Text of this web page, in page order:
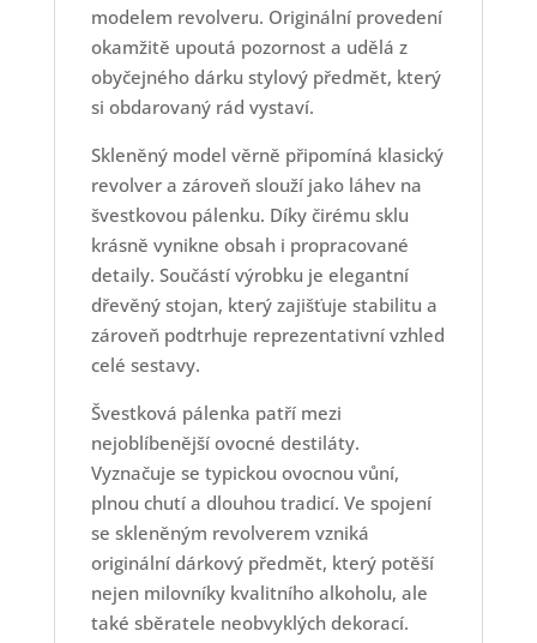
modelem revolveru. Originální provedení
okamžitě upoutá pozornost a udělá z
obyčejného dárku stylový předmět, který
si obdarovaný rád vystaví.
Skleněný model věrně připomíná klasický
revolver a zároveň slouží jako láhev na
švestkovou pálenku. Díky čirému sklu
krásně vynikne obsah i propracované
detaily. Součástí výrobku je elegantní
dřevěný stojan, který zajišťuje stabilitu a
zároveň podtrhuje reprezentativní vzhled
celé sestavy.
Švestková pálenka patří mezi
nejoblíbenější ovocné destiláty.
Vyznačuje se typickou ovocnou vůní,
plnou chutí a dlouhou tradicí. Ve spojení
se skleněným revolverem vzniká
originální dárkový předmět, který potěší
nejen milovníky kvalitního alkoholu, ale
také sběratele neobvyklých dekorací.